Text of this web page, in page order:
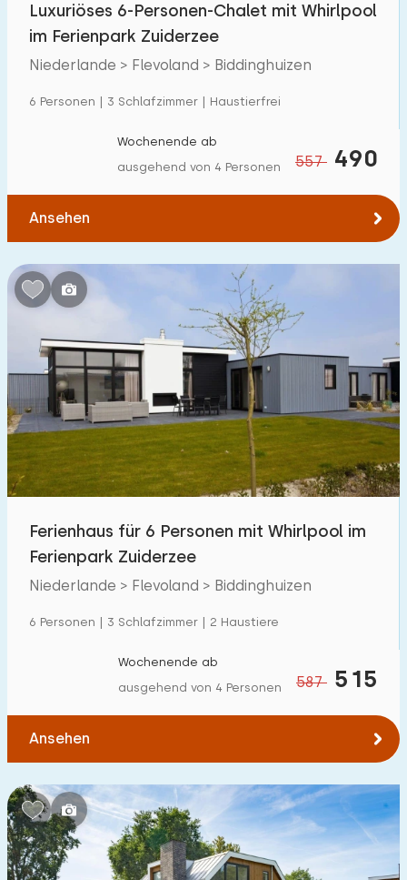
Luxuriöses 6-Personen-Chalet mit Whirlpool
im Ferienpark Zuiderzee
Niederlande > Flevoland > Biddinghuizen
6 Personen | 3 Schlafzimmer | Haustierfrei
557 490
Wochenende ab
ausgehend von 4 Personen
Ansehen
Ferienhaus für 6 Personen mit Whirlpool im
Ferienpark Zuiderzee
Niederlande > Flevoland > Biddinghuizen
6 Personen | 3 Schlafzimmer | 2 Haustiere
587 515
Wochenende ab
ausgehend von 4 Personen
Ansehen